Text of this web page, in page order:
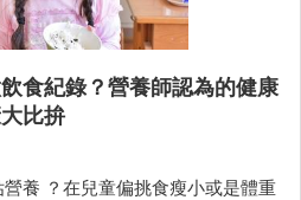
食紀錄？營養師認為的健康
比拚
養 ？在兒童偏挑食瘦小或是體重